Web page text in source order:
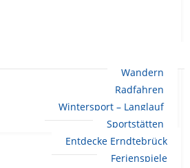
Wandern
Radfahren
Wintersport – Langlauf
Sportstätten
Entdecke Erndtebrück
Ferienspiele